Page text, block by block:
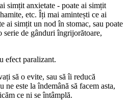
simțit anxietate - poate ai simțit
etc. Îți mai amintești ce ai
ai simțit un nod în stomac, sau poate
serie de gânduri îngrijorătoare,
efect paralizant.
să o evite, sau să îi reducă
ne este la îndemână să facem asta,
ce ni se întâmplă.